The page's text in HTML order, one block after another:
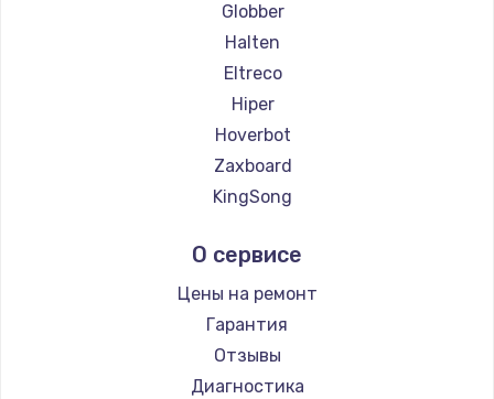
Globber
Halten
Eltreco
Hiper
Hoverbot
Zaxboard
KingSong
Midway by Yamato
Hunter
Joyor
Minimotors
Bork
О сервисе
Цены на ремонт
Гарантия
Отзывы
Диагностика